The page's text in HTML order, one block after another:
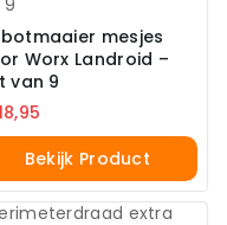
mesjes
Worx Landroid –
van 9
Bekijk Product